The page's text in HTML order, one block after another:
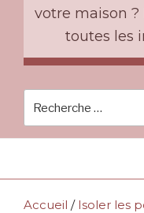
votre maison ?
toutes les
Accueil / Isoler les